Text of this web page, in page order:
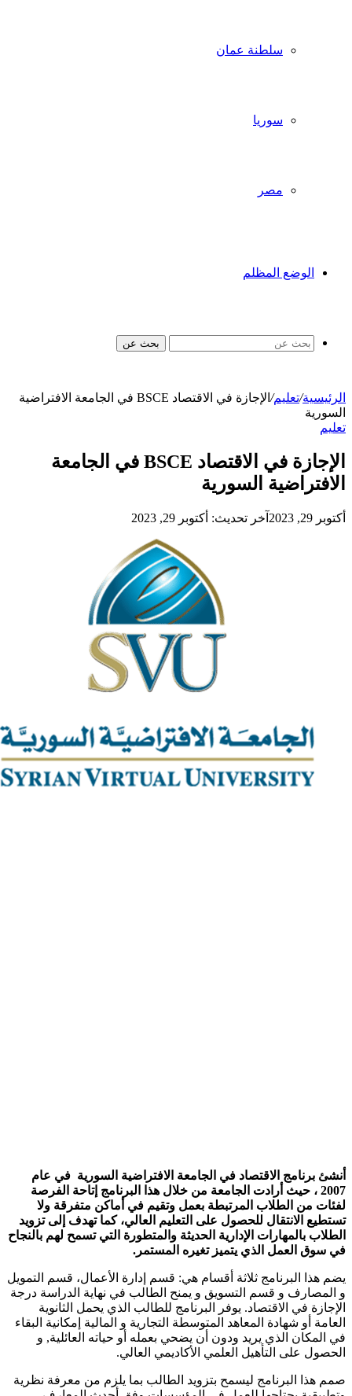
سلطنة عمان
سوريا
مصر
الوضع المظلم
بحث عن
/تعليم/
الإجازة في الاقتصاد BSCE في الجامعة الافتراضية
الإجازة في الاقتصاد BSCE في الجامعة
السورية
29, 2023 آخر تحديث: أكتوبر 29, 2023
برنامج الاقتصاد في الجامعة الافتراضية السورية في عام
2007 ، حيث أرادت الجامعة من خلال هذا البرنامج إتاحة الفرصة
من الطلاب المرتبطة بعمل وتقيم في أماكن متفرقة ولا
الانتقال للحصول على التعليم العالي، كما تهدف إلى تزويد
بالمهارات الإدارية الحديثة والمتطورة التي تسمح لهم بالنجاح
سوق العمل الذي يتميز تغيره المستمر.
هذا البرنامج ثلاثة أقسام هي: قسم إدارة الأعمال، قسم التمويل
المصارف و قسم التسويق و يمنح الطالب في نهاية الدراسة درجة
في الاقتصاد. يوفر البرنامج للطالب الذي يحمل الثانوية
أو شهادة المعاهد المتوسطة التجارية و المالية إمكانية البقاء
المكان الذي يريد ودون أن يضحي بعمله أو حياته العائلية, و
على التأهيل العلمي الأكاديمي العالي.
هذا البرنامج ليسمح بتزويد الطالب بما يلزم من معرفة نظرية